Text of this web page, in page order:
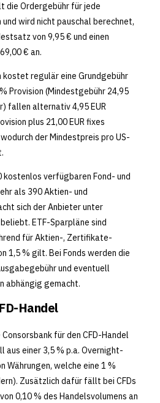
die Ordergebühr für jede
wird nicht pauschal berechnet,
von 9,95 € und einen
€ an.
kostet regulär eine Grundgebühr
Provision (Mindestgebühr 24,95
fallen alternativ 4,95 EUR
plus 21,00 EUR fixes
der Mindestpreis pro US-
kostenlos verfügbaren Fond- und
als 390 Aktien- und
sich der Anbieter unter
ETF-Sparpläne sind
für Aktien-, Zertifikate-
1,5 % gilt. Bei Fonds werden die
und eventuell
abhängig gemacht.
Handel
für den CFD-Handel
aus einer 3,5 % p.a. Overnight-
Währungen, welche eine 1 %
Zusätzlich dafür fällt bei CFDs
0,10 % des Handelsvolumens an